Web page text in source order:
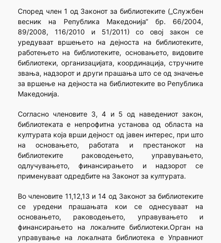
Според член 1 од Законот за библиотеките („Службен
весник на Република Македонија“ бр. 66/2004,
89/2008, 116/2010 и 51/2011) со овој закон се
уредуваат вршењето на дејноста на библиотеките,
работењето на библиотеките, основањето, видовите
библиотеки, организацијата, координација, стручните
звања, надзорот и други прашања што се од значење
за вршење на дејноста на библиотеките во Република
Македонија.
Согласно членовите 3, 4 и 5 од наведениот закон,
библиотеката е непрофитна установа од областа на
културата која врши дејност од јавен интерес, при што
на основањето, работата и престанокот на
библиотеките раководењето, управувањето,
одлучувањето, финансирањето и надзорот се
применуваат одредбите на Законот за културата.
Во членовите 11,12,13 и 14 од Законот за библиотеките
се уредени прашањата кои се однесуваат на
основањето, раководењето, управувањето и
финансирањето на локалните библиотеки.Орган на
управување на локалната библиотека е Управниот